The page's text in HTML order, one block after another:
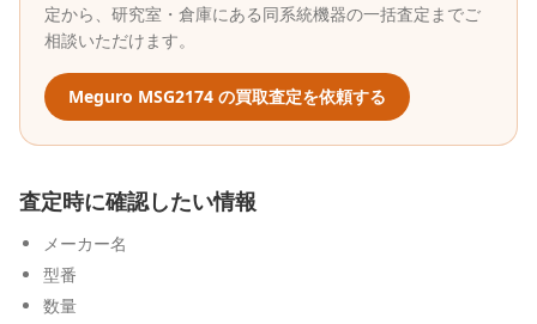
定から、研究室・倉庫にある同系統機器の一括査定までご
相談いただけます。
Meguro MSG2174 の買取査定を依頼する
査定時に確認したい情報
メーカー名
型番
数量